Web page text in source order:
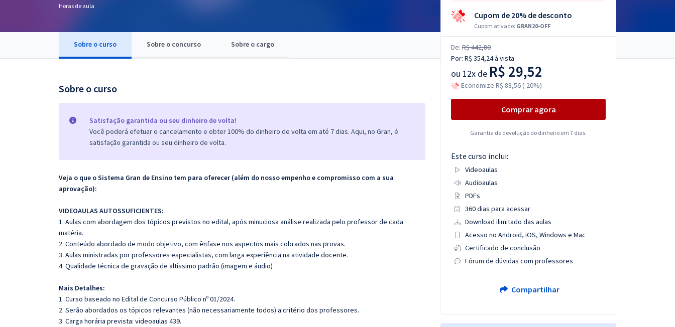
OAB
Questões grátis
Conteúdo gratuito
Horas de aula
Sobre o curso Sobre o concurso Sobre o cargo
Sobre o curso
Satisfação garantida ou seu dinheiro de volta!
Você poderá efetuar o cancelamento e obter 100% do dinheiro de volta em até 7 dias. Aqui, no Gran, é
satisfação garantida ou seu dinheiro de volta.
Veja o que o Sistema Gran de Ensino tem para oferecer (além do nosso empenho e compromisso com a sua
aprovação):
VIDEOAULAS AUTOSSUFICIENTES:
1. Aulas com abordagem dos tópicos previstos no edital, após minuciosa análise realizada pelo professor de cada
matéria.
2. Conteúdo abordado de modo objetivo, com ênfase nos aspectos mais cobrados nas provas.
3. Aulas ministradas por professores especialistas, com larga experiência na atividade docente.
4. Qualidade técnica de gravação de altíssimo padrão (imagem e áudio)
Mais Detalhes:
1. Curso baseado no Edital de Concurso Público nº 01/2024.
2. Serão abordados os tópicos relevantes (não necessariamente todos) a critério dos professores.
3. Carga horária prevista: videoaulas 439.
Cupom de 20% de desconto
Cupom ativado: GRAN20-OFF
De: R$ 442,80
Por: R$ 354,24à vista
ou 12x de R$ 29,52
Economize R$ 88,56 (-20%)
Comprar agora
Garantia de devolução do dinheiro em 7 dias.
Este curso inclui:
Videoaulas
Audioaulas
PDFs
360 dias para acessar
Download ilimitado das aulas
Acesso no Android, iOS, Windows e Mac
Certificado de conclusão
Fórum de dúvidas com professores
Compartilhar